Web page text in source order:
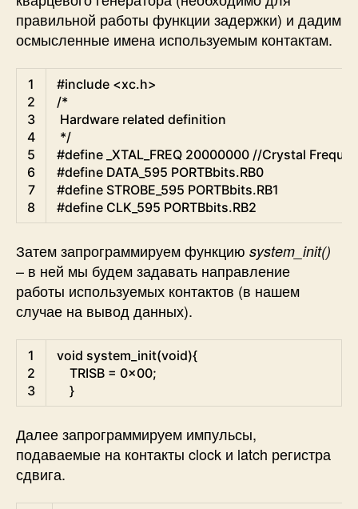
правильной работы функции задержки) и дадим
осмысленные имена используемым контактам.
1
2
3
4
5
6
7
8
#include <xc.h>
/*
Hardware related definition
*/
#define _XTAL_FREQ 20000000 //Crystal
#define DATA_595 PORTBbits.RB0
#define STROBE_595 PORTBbits.RB1
#define CLK_595 PORTBbits.RB2
Затем запрограммируем функцию system_init()
– в ней мы будем задавать направление
работы используемых контактов (в нашем
случае на вывод данных).
1
2
3
void system_init(void){
TRISB = 0x00;
}
Далее запрограммируем импульсы,
подаваемые на контакты clock и latch регистра
сдвига.